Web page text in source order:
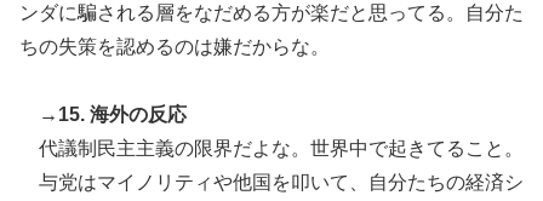
ンダに騙される層をなだめる方が楽だと思ってる。自分た
ちの失策を認めるのは嫌だからな。
→15. 海外の反応
代議制民主主義の限界だよな。世界中で起きてること。
与党はマイノリティや他国を叩いて、自分たちの経済シ